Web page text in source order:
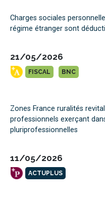
Charges sociales
régime étranger sont
21/05/2026
FISCAL BNC
Zones France ruralités
professionnels exerçant
pluriprofessionnelles
11/05/2026
ACTUPLUS